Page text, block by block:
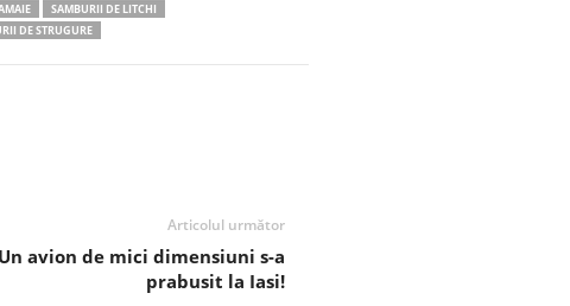
SAMBURII DE LITCHI
DE STRUGURE
Articolul următor
Un avion de mici dimensiuni s-a
prabusit la Iasi!